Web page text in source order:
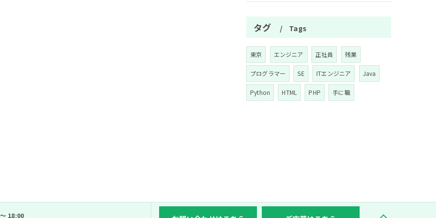
タグ Tags
東京 エンジニア 正社員 残業
プログラマー SE ITエンジニア Java
Python HTML PHP 手に職
18:00